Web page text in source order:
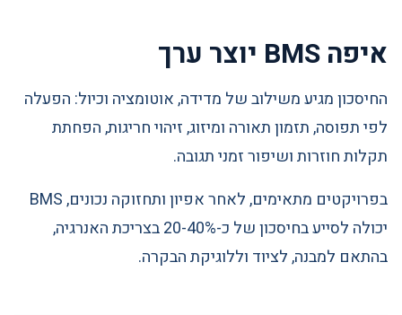
איפה BMS יוצר ערך
החיסכון מגיע משילוב של מדידה, אוטומציה וכיול: הפעלה
לפי תפוסה, תזמון תאורה ומיזוג, זיהוי חריגות, הפחתת
תקלות חוזרות ושיפור זמני תגובה.
בפרויקטים מתאימים, לאחר אפיון ותחזוקה נכונים, BMS
יכולה לסייע בחיסכון של כ-20-40% בצריכת האנרגיה,
בהתאם למבנה, לציוד וללוגיקת הבקרה.